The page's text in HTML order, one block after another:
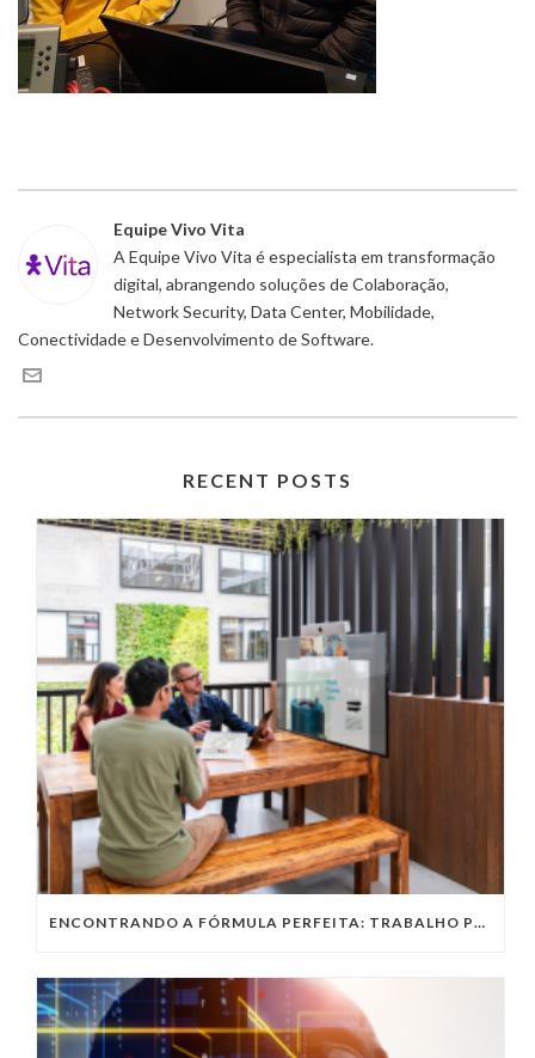
Equipe Vivo Vita
A Equipe Vivo Vita é especialista em transformação
digital, abrangendo soluções de Colaboração,
Network Security, Data Center, Mobilidade,
Conectividade e Desenvolvimento de Software.
RECENT POSTS
ENCONTRANDO A FÓRMULA PERFEITA: TRABALHO PRESENCIAL, HOME OFFICE OU TRABALHO HÍBRIDO?